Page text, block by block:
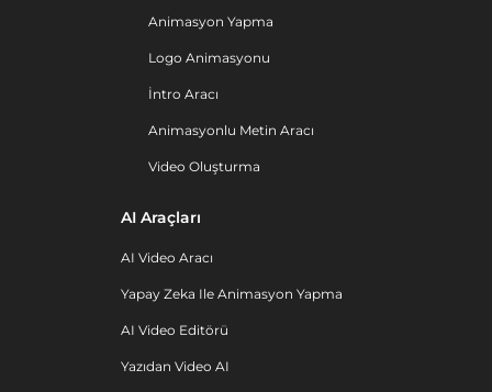
Animasyon Yapma
Logo Animasyonu
İntro Aracı
Animasyonlu Metin Aracı
Video Oluşturma
AI Araçları
AI Video Aracı
Yapay Zeka Ile Animasyon Yapma
AI Video Editörü
Yazıdan Video AI